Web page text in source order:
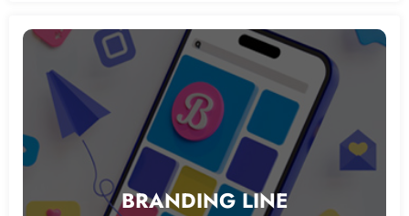
BRANDING LINE